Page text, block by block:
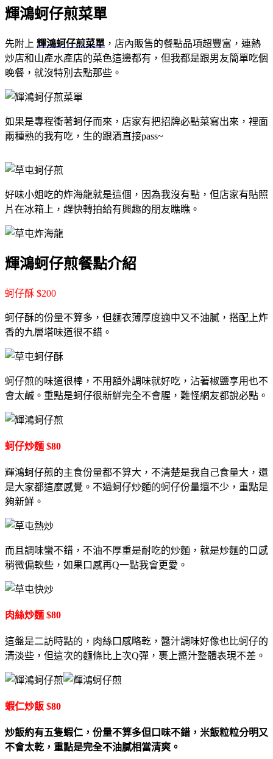
輝鴻蚵仔煎菜單
先附上 輝鴻蚵仔煎菜單 ，店內販售的餐點品項超豐富，連熱
炒店和山產水產店的菜色這邊都有，但我都是跟男友簡單吃個
晚餐，就沒特別去點那些。
如果是專程衝著蚵仔而來，店家有把招牌必點菜寫出來，裡面
兩種熟的我有吃，生的跟酒直接pass~
好味小姐吃的炸海龍就是這個，因為我沒有點，但店家有貼照
片在冰箱上，趕快轉拍給有興趣的朋友瞧瞧 。
輝鴻蚵仔煎餐點介紹
蚵仔酥 $200
蚵仔酥的份量不算多，但麵衣薄厚度適中又不油膩，搭配上炸
香的九層塔味道很不錯。
蚵仔煎的味道很棒，不用額外調味就好吃，沾著椒鹽享用也不
會太鹹。重點是蚵仔很新鮮完全不會腥，難怪網友都說必點。
蚵仔炒麵 $80
輝鴻蚵仔煎的主食份量都不算大，不清楚是我自己食量大，還
是大家都這麼感覺。不過蚵仔炒麵的蚵仔份量還不少，重點是
夠新鮮。
而且調味蠻不錯，不油不厚重是耐吃的炒麵，就是炒麵的口感
稍微偏軟些，如果口感再Q一點我會更愛。
肉絲炒麵 $80
這盤是二訪時點的，肉絲口感略乾，醬汁調味好像也比蚵仔的
清淡些，但這次的麵條比上次Q彈，裹上醬汁整體表現不差。
蝦仁炒飯 $80
炒飯約有五隻蝦仁，份量不算多但口味不錯，米飯粒粒分明又
不會太乾，重點是完全不油膩相當清爽。